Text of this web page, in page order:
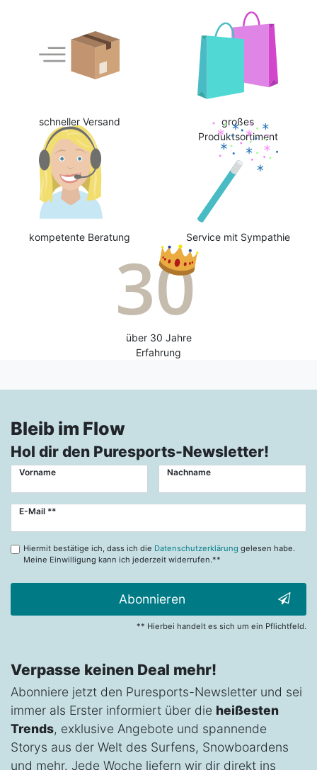
schneller Versand
großes
Produktsortiment
kompetente Beratung Service mit Sympathie
über 30 Jahre
Erfahrung
Bleib im Flow
Hol dir den Puresports-Newsletter!
Vorname Nachname
E-Mail **
Newsletter
Hiermit bestätige ich, dass ich die Datenschutzerklärung gelesen habe.
Meine Einwilligung kann ich jederzeit widerrufen.**
Abonnieren
** Hierbei handelt es sich um ein Pflichtfeld.
Verpasse keinen Deal mehr!
Abonniere jetzt den Puresports-Newsletter und sei
immer als Erster informiert über die heißesten
Trends, exklusive Angebote und spannende
Storys aus der Welt des Surfens, Snowboardens
und mehr. Jede Woche liefern wir dir direkt ins